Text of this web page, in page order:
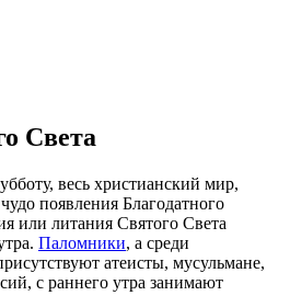
Света
весь христианский мир,
появления Благодатного
или литания Святого Света
Паломники, а среди
атеисты, мусульмане,
с раннего утра занимают